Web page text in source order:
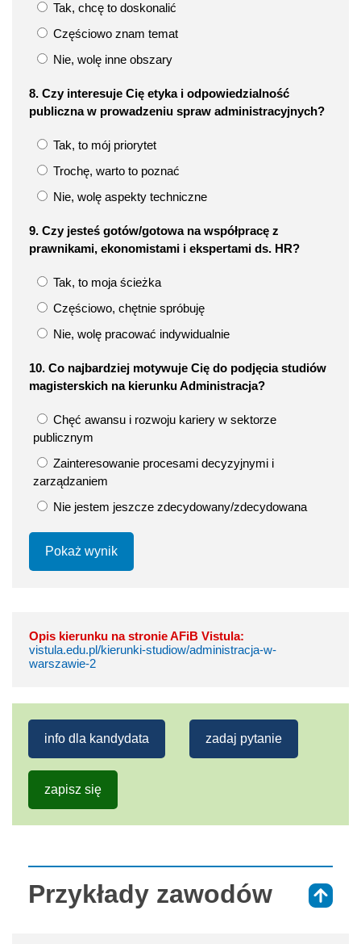
Tak, chcę to doskonalić
Częściowo znam temat
Nie, wolę inne obszary
8. Czy interesuje Cię etyka i odpowiedzialność
publiczna w prowadzeniu spraw administracyjnych?
Tak, to mój priorytet
Trochę, warto to poznać
Nie, wolę aspekty techniczne
9. Czy jesteś gotów/gotowa na współpracę z
prawnikami, ekonomistami i ekspertami ds. HR?
Tak, to moja ścieżka
Częściowo, chętnie spróbuję
Nie, wolę pracować indywidualnie
10. Co najbardziej motywuje Cię do podjęcia studiów
magisterskich na kierunku Administracja?
Chęć awansu i rozwoju kariery w sektorze
publicznym
Zainteresowanie procesami decyzyjnymi i
zarządzaniem
Nie jestem jeszcze zdecydowany/zdecydowana
Pokaż wynik
Opis kierunku na stronie AFiB Vistula:
vistula.edu.pl/kierunki-studiow/administracja-w-
warszawie-2
info dla kandydata zadaj pytanie
zapisz się
Przykłady zawodów